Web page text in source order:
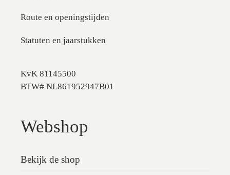
Route en openingstijden
Statuten en jaarstukken
KvK 81145500
BTW# NL861952947B01
Webshop
Bekijk de shop